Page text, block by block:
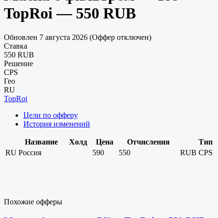
TopRoi — 550 RUB
Обновлен 7 августа 2026 (Оффер отключен)
Ставка
550 RUB
Решение
CPS
Гео
RU
TopRoi
Цели по офферу
История изменений
Название Холд Цена Отчисления
Тип
RU Россия 590 550 RUB CPS
Похожие офферы